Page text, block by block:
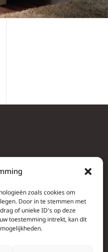
zoals cookies om
Door in te stemmen met
of unieke ID's op deze
toestemming intrekt, kan dit